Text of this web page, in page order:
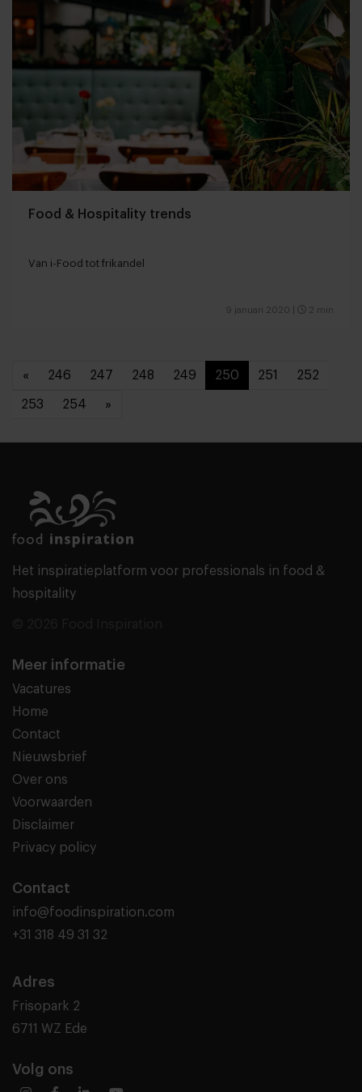
Food & Hospitality trends
Van i-Food tot frikandel
9 januari 2020 2 min
« 246 247 248 249 250 251 252
253 254 »
Het inspiratieplatform voor professionals in food &
hospitality
Meer informatie
Vacatures
Home
Contact
Nieuwsbrief
Over ons
Voorwaarden
Disclaimer
Privacy policy
Contact
info@foodinspiration.com
+31 318 49 31 32
Adres
Frisopark 2
6711 WZ Ede
Volg ons